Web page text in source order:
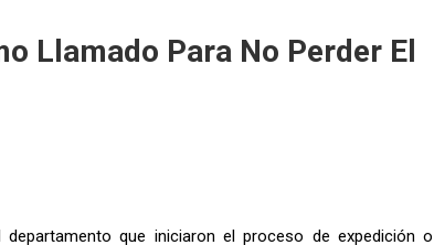
Llamado Para No Perder El
que iniciaron el proceso de expedición o